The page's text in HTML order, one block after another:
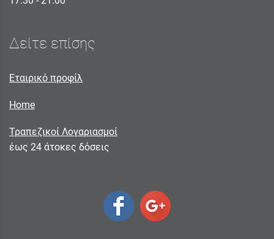
Δείτε επίσης
Εταιρικό προφίλ
Home
Τραπεζικοί Λογαριασμοί
έως 24 άτοκες δόσεις